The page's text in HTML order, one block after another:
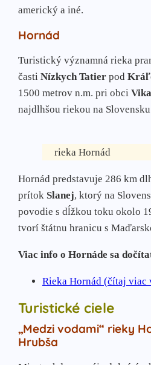
americký a iné.
Hornád
Turistický významná rieka
časti Nízkych Tatier pod
1500 metrov n.m. pri obci
najdlhšou riekou na
rieka Hornád
Hornád predstavuje 286 km
prítok Slanej, ktorý na
povodie s dĺžkou toku okolo
tvorí štátnu hranicu s
Viac info o Hornáde sa
Rieka Hornád (čítaj
Turistické ciele
„Medzi vodami“ rieky
Hrubša